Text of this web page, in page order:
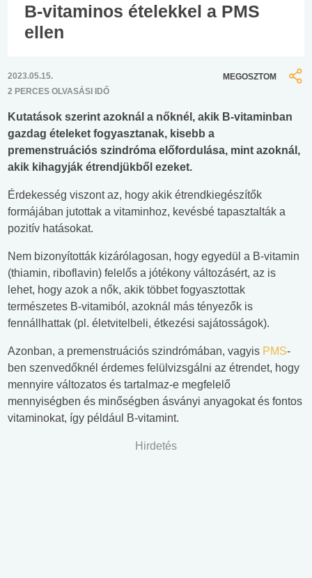
B-vitaminos ételekkel a PMS
ellen
2023.05.15.
2 PERCES OLVASÁSI IDŐ
MEGOSZTOM
Kutatások szerint azoknál a nőknél, akik B-vitaminban
gazdag ételeket fogyasztanak, kisebb a
premenstruációs szindróma előfordulása, mint azoknál,
akik kihagyják étrendjükből ezeket.
Érdekesség viszont az, hogy akik étrendkiegészítők
formájában jutottak a vitaminhoz, kevésbé tapasztalták a
pozitív hatásokat.
Nem bizonyították kizárólagosan, hogy egyedül a B-vitamin
(thiamin, riboflavin) felelős a jótékony változásért, az is
lehet, hogy azok a nők, akik többet fogyasztottak
természetes B-vitamiból, azoknál más tényezők is
fennállhattak (pl. életvitelbeli, étkezési sajátosságok).
Azonban, a premenstruációs szindrómában, vagyis PMS-
ben szenvedőknél érdemes felülvizsgálni az étrendet, hogy
mennyire változatos és tartalmaz-e megfelelő
mennyiségben és minőségben ásványi anyagokat és fontos
vitaminokat, így például B-vitamint.
Hirdetés